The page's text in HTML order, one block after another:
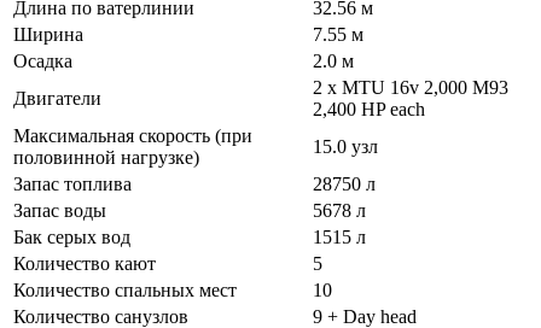
Длина по ватерлинии
32.56 м
Ширина
7.55 м
Осадка
2.0 м
Двигатели
2 x MTU 16v 2,000 M93
2,400 HP each
Максимальная скорость (при
половинной нагрузке)
15.0 узл
Запас топлива
28750 л
Запас воды
5678 л
Бак серых вод
1515 л
Количество кают
5
Количество спальных мест
10
Количество санузлов
9 + Day head